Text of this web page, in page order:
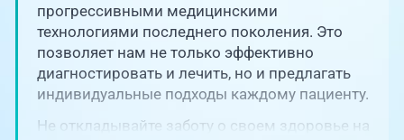
Блог врачей
Новости
+7 (351) 220-03-03
Центр амбулаторной
онкологической помощи
+7 (7142) 927-003
прогрессивными медицинскими
технологиями последнего поколения. Это
позволяет нам не только эффективно
диагностировать и лечить, но и предлагать
индивидуальные подходы каждому пациенту.
Не откладывайте заботу о своем здоровье на